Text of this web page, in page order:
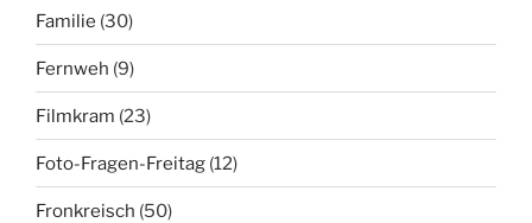
Familie (30)
Fernweh (9)
Filmkram (23)
Foto-Fragen-Freitag (12)
Fronkreisch (50)